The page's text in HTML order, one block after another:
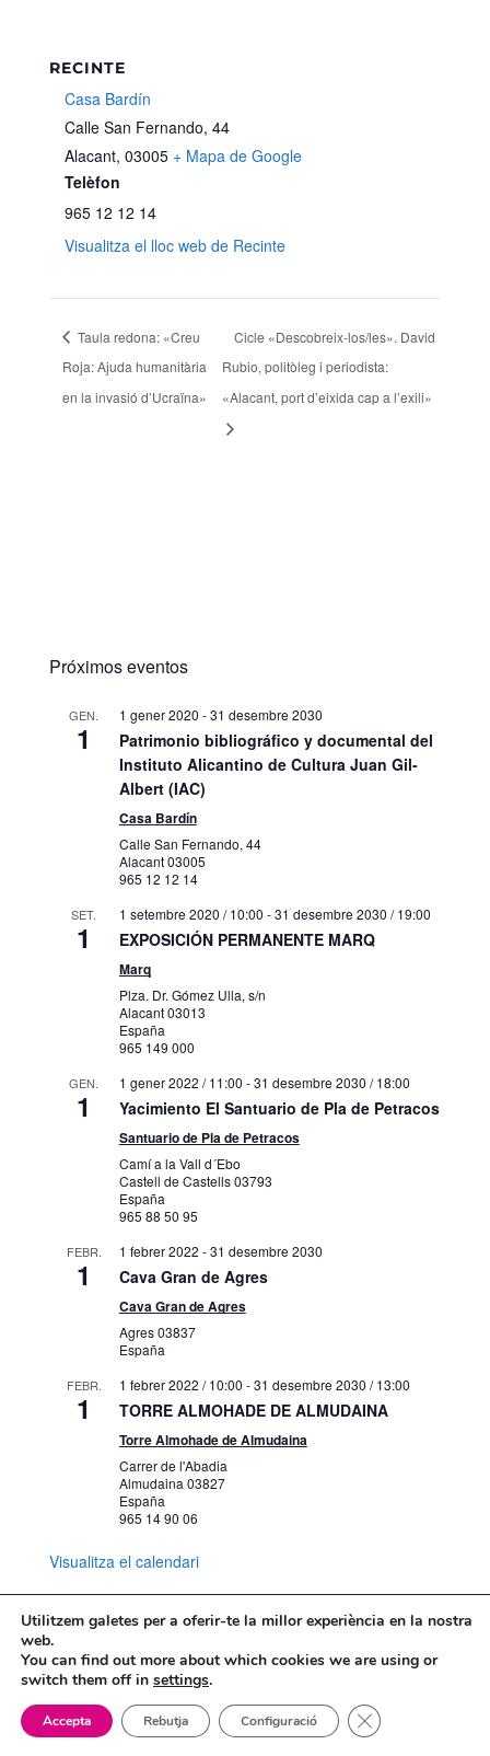
RECINTE
Casa Bardín
Calle San Fernando, 44
Alacant, 03005 + Mapa de Google
Telèfon
965 12 12 14
Visualitza el lloc web de Recinte
Taula redona: «Creu
Roja: Ajuda humanitària
en la invasió d’Ucraïna»
Cicle «Descobreix-los/les». David
Rubio, politòleg i periodista:
«Alacant, port d’eixida cap a l’exili»
Próximos eventos
GEN.
1
1 gener 2020 -31 desembre 2030
Patrimonio bibliográfico y documental del
Instituto Alicantino de Cultura Juan Gil-
Albert (IAC)
Casa Bardín
Calle San Fernando, 44
Alacant03005
965 12 12 14
SET.
1
1 setembre 2020 / 10:00 -31 desembre 2030 / 19:00
EXPOSICIÓN PERMANENTE MARQ
Marq
Plza. Dr. Gómez Ulla, s/n
Alacant03013
España
965 149 000
GEN.
1
1 gener 2022 / 11:00 -31 desembre 2030 / 18:00
Yacimiento El Santuario de Pla de Petracos
Santuario de Pla de Petracos
Camí a la Vall d´Ebo
Castell de Castells03793
España
965 88 50 95
FEBR.
1
1 febrer 2022 -31 desembre 2030
Cava Gran de Agres
Cava Gran de Agres
Agres03837
España
FEBR.
1
1 febrer 2022 / 10:00 -31 desembre 2030 / 13:00
TORRE ALMOHADE DE ALMUDAINA
Torre Almohade de Almudaina
Carrer de l'Abadia
Almudaina 03827
España
965 14 90 06
Visualitza el calendari
Mapa web
Política de Privacidad
Politica de cookies
Utilitzem galetes per a oferir-te la millor experiència en la nostra
web.
You can find out more about which cookies we are using or
switch them off in settings.
Accepta Rebutja Configuració Tanca el bàner de